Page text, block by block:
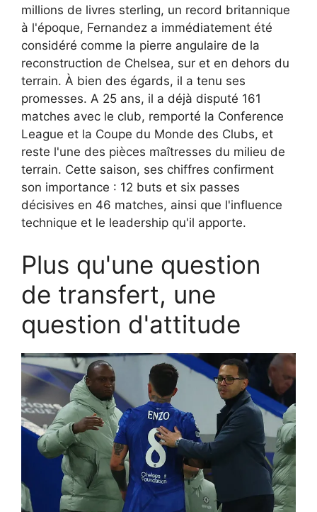
millions de livres sterling, un record britannique
à l'époque, Fernandez a immédiatement été
considéré comme la pierre angulaire de la
reconstruction de Chelsea, sur et en dehors du
terrain. À bien des égards, il a tenu ses
promesses. A 25 ans, il a déjà disputé 161
matches avec le club, remporté la Conference
League et la Coupe du Monde des Clubs, et
reste l'une des pièces maîtresses du milieu de
terrain. Cette saison, ses chiffres confirment
son importance : 12 buts et six passes
décisives en 46 matches, ainsi que l'influence
technique et le leadership qu'il apporte.
Plus qu'une question
de transfert, une
question d'attitude